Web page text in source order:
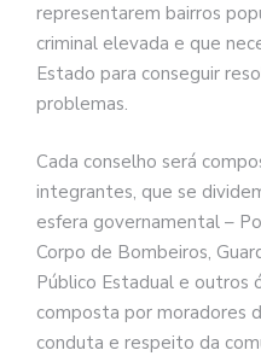
representarem bairros
criminal elevada e que
Estado para conseguir
problemas.
Cada conselho será
integrantes, que se
esfera governamental –
Corpo de Bombeiros,
Público Estadual e outros
composta por moradores
conduta e respeito da